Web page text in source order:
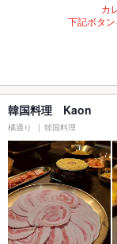
カ
下記ボタ
韓国料理 Kaon
橘通り 韓国料理